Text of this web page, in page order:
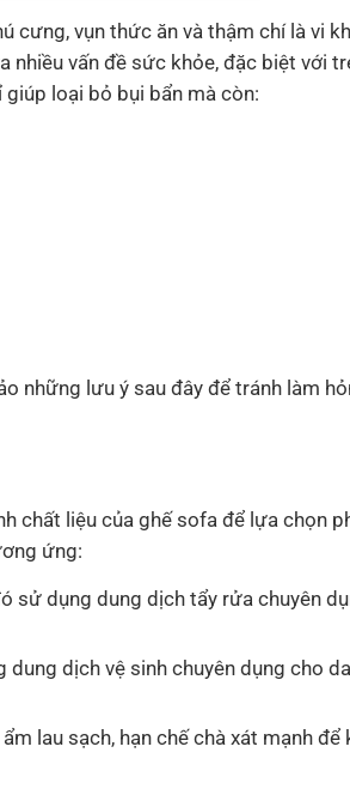
vụn thức ăn và thậm chí là vi
nhiều vấn đề sức khỏe, đặc biệt với
loại bỏ bụi bẩn mà còn:
những lưu ý sau đây để tránh làm
chất liệu của ghế sofa để lựa chọn
ứng:
sử dụng dung dịch tẩy rửa chuyên
dung dịch vệ sinh chuyên dụng cho
lau sạch, hạn chế chà xát mạnh